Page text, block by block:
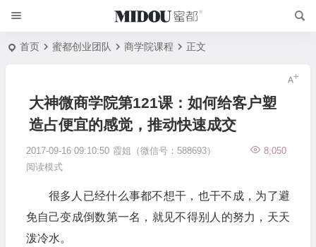
首页 蜜都创业团队 商学院课程 正文
大神微商学院第121课：如何给客户塑
造占便宜的感觉，推动快速成交
2017-09-16 09:10:50 霞姐（微信号：588693）
8,050
阅读模式
很多人已经什么事都不想干，也干不成，为了避
免自己变成倒数第一名，就见不得别人的努力，天天
泼冷水。